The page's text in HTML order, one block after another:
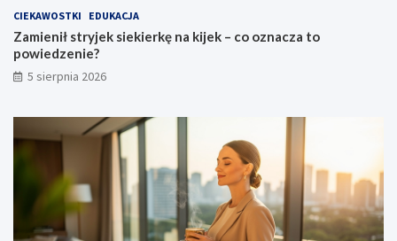
CIEKAWOSTKI EDUKACJA
Zamienił stryjek siekierkę na kijek – co oznacza to
powiedzenie?
5 sierpnia 2026